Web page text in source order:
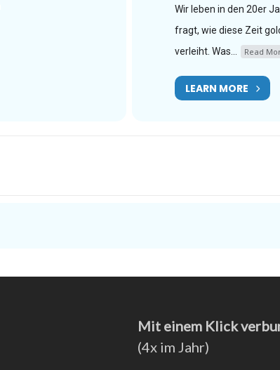
Wir leben in den 20er
fragt, wie diese Zeit
verleiht. Was...
Read
LEARN MORE
Mit einem Klick
(4x im Jahr)